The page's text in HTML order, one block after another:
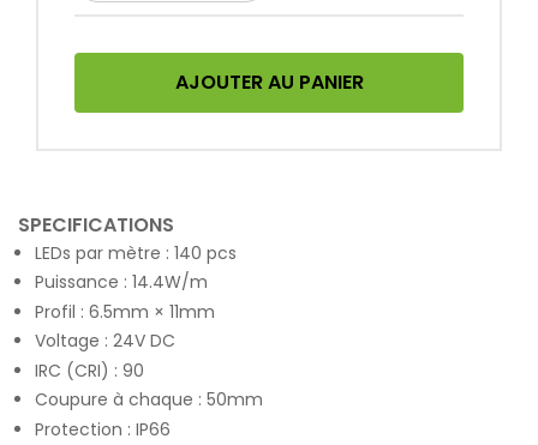
AJOUTER AU PANIER
SPECIFICATIONS
LEDs par mètre : 140 pcs
Puissance : 14.4W/m
Profil : 6.5mm × 11mm
Voltage : 24V DC
IRC (CRI) : 90
Coupure à chaque : 50mm
Protection : IP66